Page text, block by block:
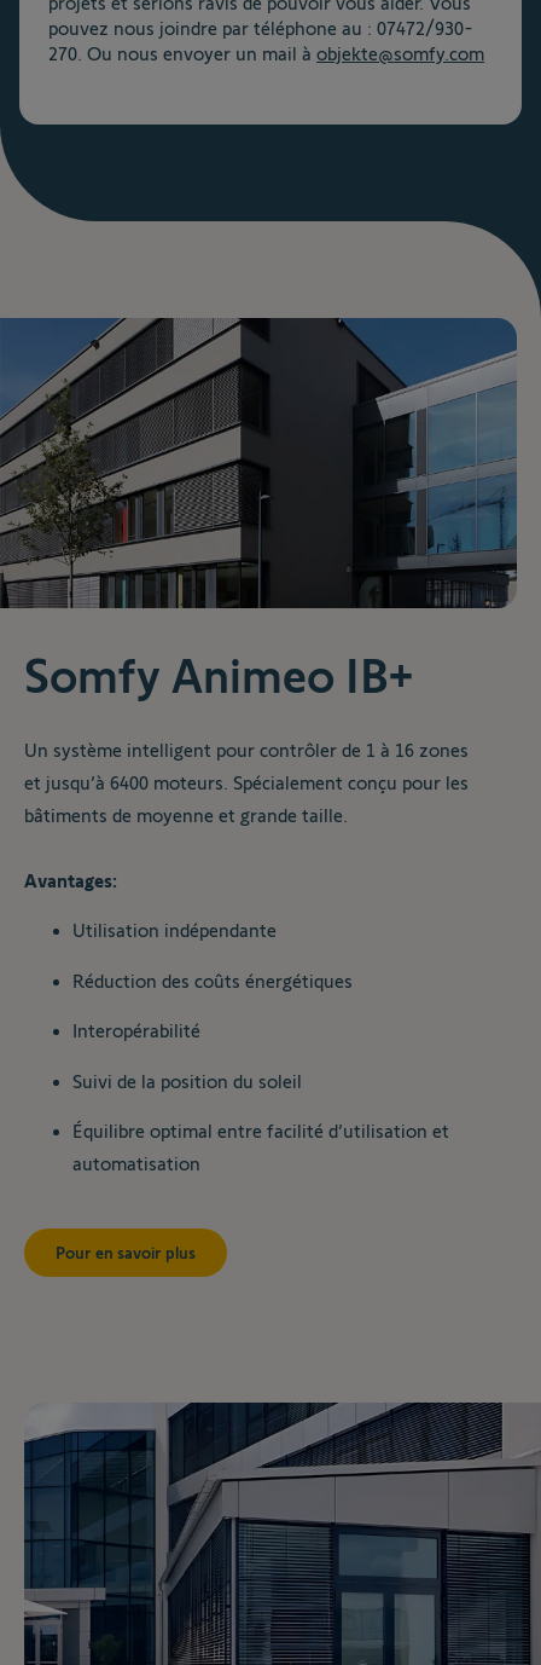
pouvez nous joindre par téléphone au : 07472/930-
270. Ou nous envoyer un mail à objekte@somfy.com
Somfy Animeo IB+
Un système intelligent pour contrôler de 1 à 16 zones
et jusqu’à 6400 moteurs. Spécialement conçu pour les
bâtiments de moyenne et grande taille.
Avantages:
Utilisation indépendante
Réduction des coûts énergétiques
Interopérabilité
Suivi de la position du soleil
Équilibre optimal entre facilité d’utilisation et
automatisation
Pour en savoir plus